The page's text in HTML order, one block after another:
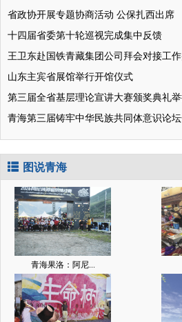
省政协开展专题协商活动 公保扎西出席
十四届省委第十轮巡视完成集中反馈
王卫东赴国铁青藏集团公司拜会对接工
山东主宾省展馆举行开馆仪式
第三届全省基层理论宣讲大赛颁奖典礼
青海第三届铸牢中华民族共同体意识论
图说青海
青海果洛：阿尼...